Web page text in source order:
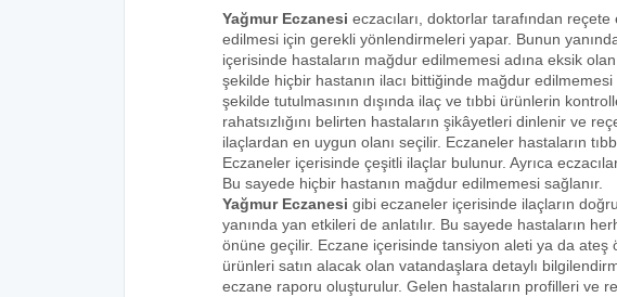
Yağmur Eczanesi eczacıları, doktorlar tarafından
edilmesi için gerekli yönlendirmeleri yapar. Bunun
içerisinde hastaların mağdur edilmemesi adına eksik
şekilde hiçbir hastanın ilacı bittiğinde mağdur
şekilde tutulmasının dışında ilaç ve tıbbi ürünlerin
rahatsızlığını belirten hastaların şikâyetleri dinlenir ve
ilaçlardan en uygun olanı seçilir. Eczaneler hastaların
Eczaneler içerisinde çeşitli ilaçlar bulunur. Ayrıca
Bu sayede hiçbir hastanın mağdur edilmemesi sağlanır.
Yağmur Eczanesi gibi eczaneler içerisinde ilaçların
yanında yan etkileri de anlatılır. Bu sayede hastaların
önüne geçilir. Eczane içerisinde tansiyon aleti ya da ateş
ürünleri satın alacak olan vatandaşlara detaylı
eczane raporu oluşturulur. Gelen hastaların profilleri ve